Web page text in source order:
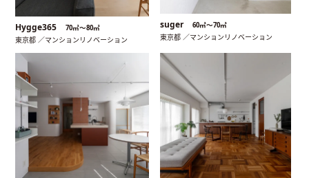
Hygge365 70㎡〜80㎡
東京都 ／マンションリノベーション
suger 60㎡〜70㎡
東京都 ／マンションリノベーション